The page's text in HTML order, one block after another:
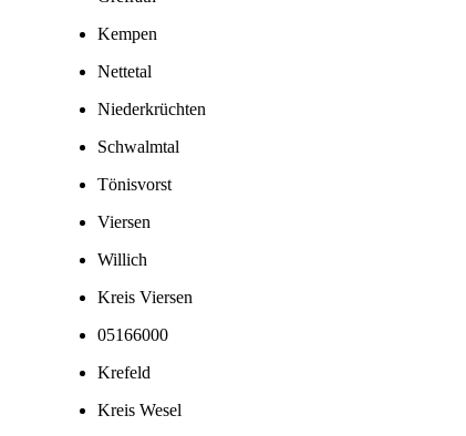
Kempen
Nettetal
Niederkrüchten
Schwalmtal
Tönisvorst
Viersen
Willich
Kreis Viersen
05166000
Krefeld
Kreis Wesel